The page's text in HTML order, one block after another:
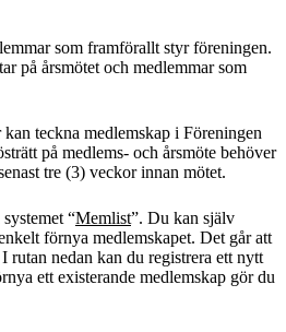
som framförallt styr föreningen.
på årsmötet och medlemmar som
teckna medlemskap i Föreningen
på medlems- och årsmöte behöver
tre (3) veckor innan mötet.
“Memlist”. Du kan själv
förnya medlemskapet. Det går att
rutan nedan kan du registrera ett nytt
ett existerande medlemskap gör du